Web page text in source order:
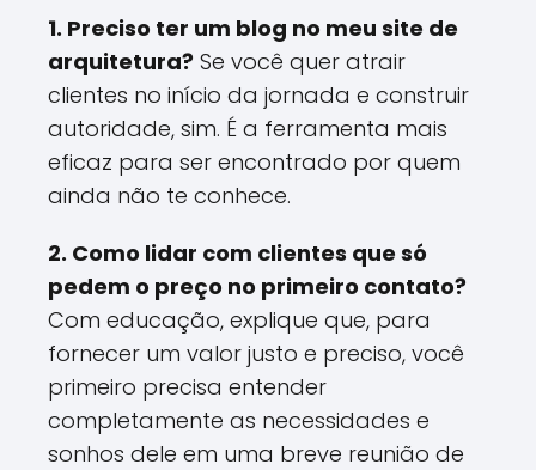
1. Preciso ter um blog no meu site de
arquitetura? Se você quer atrair
clientes no início da jornada e construir
autoridade, sim. É a ferramenta mais
eficaz para ser encontrado por quem
ainda não te conhece.
2. Como lidar com clientes que só
pedem o preço no primeiro contato?
Com educação, explique que, para
fornecer um valor justo e preciso, você
primeiro precisa entender
completamente as necessidades e
sonhos dele em uma breve reunião de